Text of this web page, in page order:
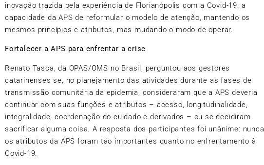
inovação trazida pela experiência de Florianópolis com a Covid-19: a
capacidade da APS de reformular o modelo de atenção, mantendo os
mesmos princípios e atributos, mas mudando o modo de operar.
Fortalecer a APS para enfrentar a crise
Renato Tasca, da OPAS/OMS no Brasil, perguntou aos gestores
catarinenses se, no planejamento das atividades durante as fases de
transmissão comunitária da epidemia, consideraram que a APS deveria
continuar com suas funções e atributos – acesso, longitudinalidade,
integralidade, coordenação do cuidado e derivados – ou se decidiram
sacrificar alguma coisa. A resposta dos participantes foi unânime: nunca
os atributos da APS foram tão importantes quanto no enfrentamento à
Covid-19.